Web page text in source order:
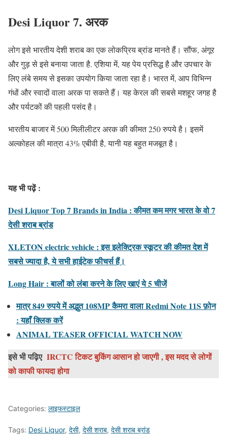
Desi Liquor7. अरक
लोग इसे भारतीय देशी शराब का एक लोकप्रिय ब्रांड मानते हैं। सौंफ, अंगूर
और गुड़ से इसे बनाया जाता है. एशिया में, यह पेय प्रसिद्ध है और उपचार के
लिए लंबे समय से इसका उपयोग किया जाता रहा है। भारत में, आप विभिन्न
गंधों और स्वादों वाला अरक पा सकते हैं। यह केरल की सबसे मशहूर जगह है
और पर्यटकों की पहली पसंद है।
भारतीय बाजार में 500 मिलीलीटर अरक की कीमत 250 रुपये है। इसमें
अल्कोहल की मात्रा 43% एबीवी है, यानी यह बहुत मजबूत है।
यह भी पढ़ें :
Desi Liquor Top 7 Brands in India : कीमत कम मगर भारत के वो 7
देसी शराब ब्रांड
XLETON electric vehicle : इस इलेक्ट्रिक स्कूटर की कीमत देश में
सबसे ज्यादा है, ये सभी हाईटेक फीचर्स हैं।
Long Hair : बालों को लंबा करने के लिए खाएं ये 5 चीजें
मात्र 849 रुपये में अद्भुत 108MP कैमरा वाला Redmi Note 11S फ़ोन
: यहाँ क्लिक करें
ANIMAL TEASER OFFICIAL WATCH NOW
इसे भी पढ़िए IRCTC टिकट बुकिंग आसान हो जाएगी , इस मदद से लोगों
को काफी फायदा होगा
Categories: लाइफस्टाइल
Tags: Desi Liquor, देसी, देसी शराब, देसी शराब ब्रांड